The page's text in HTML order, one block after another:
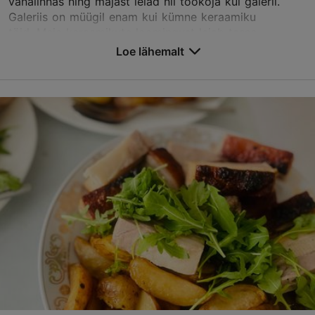
Galeriis on müügil enam kui kümne keraamiku
Vene tn 6/1, Tallinn
01.01–31.12
E-P 11:00–18:00
Loe lähemalt
MHKeraamikakoda@gmail.com
+372 644 0236
TripAdvisor Traveler hinnang
Loe lähemalt